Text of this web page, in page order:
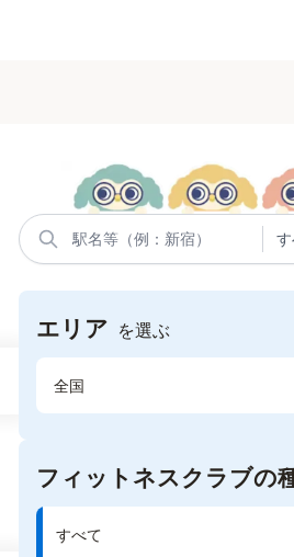
エリア を選ぶ
全国
フィットネスクラブの
すべて